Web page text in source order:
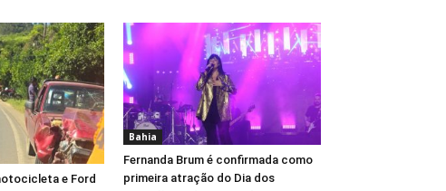
e Ford
Bahia
Fernanda Brum é confirmada como
primeira atração do Dia dos